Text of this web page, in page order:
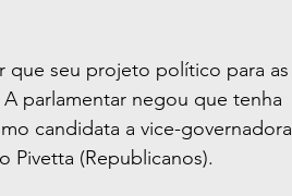
que seu projeto político para as
parlamentar negou que tenha
candidata a vice-governadora
Pivetta (Republicanos).